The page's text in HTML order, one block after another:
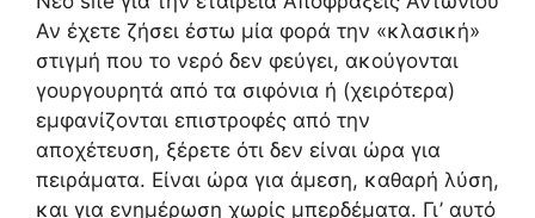
Αν έχετε ζήσει έστω μία φορά την «κλασική»
στιγμή που το νερό δεν φεύγει, ακούγονται
γουργουρητά από τα σιφόνια ή (χειρότερα)
εμφανίζονται επιστροφές από την
αποχέτευση, ξέρετε ότι δεν είναι ώρα για
πειράματα. Είναι ώρα για άμεση, καθαρή λύση,
και για ενημέρωση χωρίς μπερδέματα. Γι’ αυτό